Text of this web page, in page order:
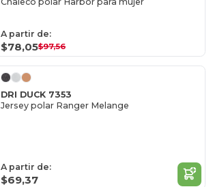
A partir de:
$78,05$97,56
DRI DUCK 7353
Jersey polar Ranger Melange
A partir de:
$69,37